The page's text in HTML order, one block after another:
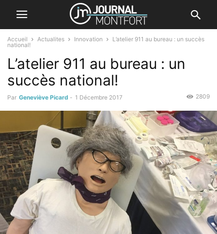
Accueil Actualites Innovation
L’atelier 911 au bureau : un succès
national!
L’atelier 911 au bureau : un
succès national!
Par Geneviève Picard - 1 Décembre 2017 2809